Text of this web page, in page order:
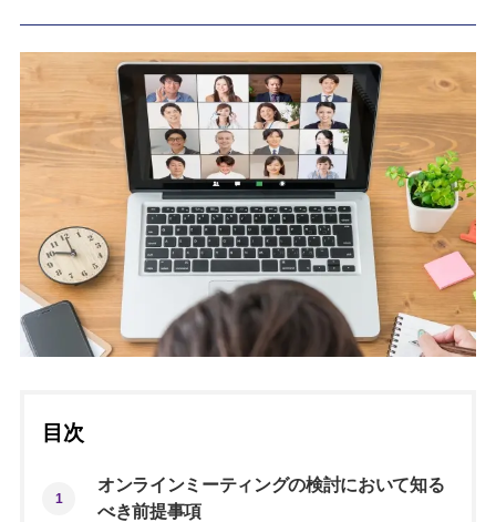
目次
1
オンラインミーティングの検討において知る
べき前提事項